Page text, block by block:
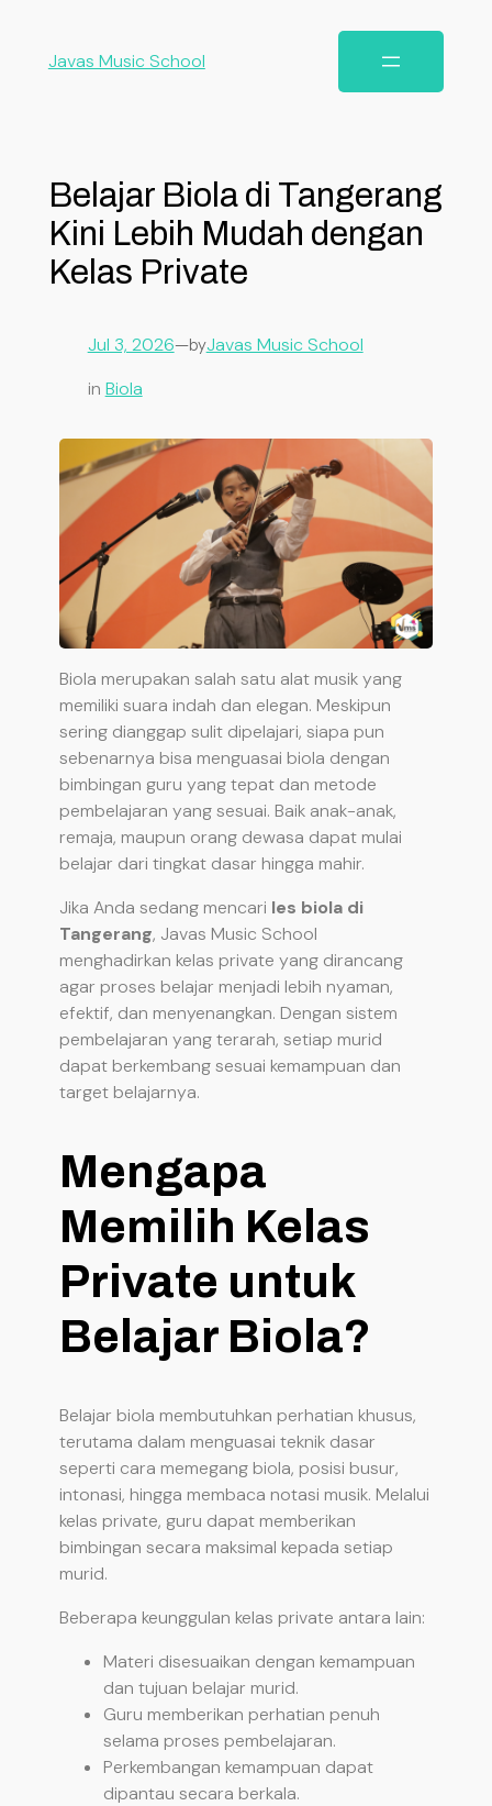
Javas Music School
Belajar Biola di Tangerang
Kini Lebih Mudah dengan
Kelas Private
Jul 3, 2026—byJavas Music School
in Biola
Biola merupakan salah satu alat musik yang
memiliki suara indah dan elegan. Meskipun
sering dianggap sulit dipelajari, siapa pun
sebenarnya bisa menguasai biola dengan
bimbingan guru yang tepat dan metode
pembelajaran yang sesuai. Baik anak-anak,
remaja, maupun orang dewasa dapat mulai
belajar dari tingkat dasar hingga mahir.
Jika Anda sedang mencari les biola di
Tangerang, Javas Music School
menghadirkan kelas private yang dirancang
agar proses belajar menjadi lebih nyaman,
efektif, dan menyenangkan. Dengan sistem
pembelajaran yang terarah, setiap murid
dapat berkembang sesuai kemampuan dan
target belajarnya.
Mengapa
Memilih Kelas
Private untuk
Belajar Biola?
Belajar biola membutuhkan perhatian khusus,
terutama dalam menguasai teknik dasar
seperti cara memegang biola, posisi busur,
intonasi, hingga membaca notasi musik. Melalui
kelas private, guru dapat memberikan
bimbingan secara maksimal kepada setiap
murid.
Beberapa keunggulan kelas private antara lain:
Materi disesuaikan dengan kemampuan
dan tujuan belajar murid.
Guru memberikan perhatian penuh
selama proses pembelajaran.
Perkembangan kemampuan dapat
dipantau secara berkala.